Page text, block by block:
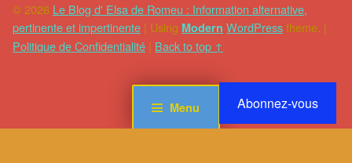
Menu
© 2026 Le Blog d' Elsa de Romeu : Information alternative,
pertinente et impertinente | Using Modern WordPresstheme. |
Politique de Confidentialité | Back to top ↑
Abonnez-vous